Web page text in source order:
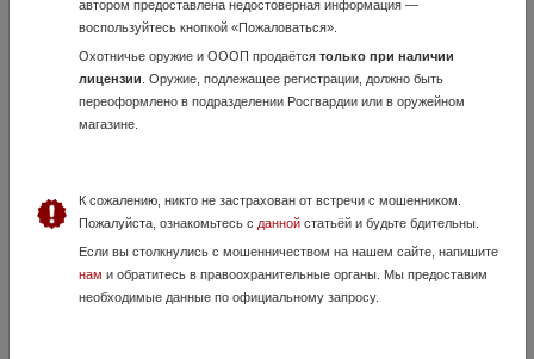
автором предоставлена недостоверная информация —
воспользуйтесь кнопкой «Пожаловаться».
Охотничье оружие и ОООП продаётся только при наличии
лицензии . Оружие, подлежащее регистрации, должно быть
переоформлено в подразделении Росгвардии или в оружейном
магазине.
К сожалению, никто не застрахован от встречи с мошенником.
Пожалуйста, ознакомьтесь с даннойстатьёй и будьте бдительны.
Если вы столкнулись с мошенничеством на нашем сайте, напишите
нам и обратитесь в правоохранительные органы. Мы предоставим
необходимые данные по официальному запросу.
Регионы и города
Санкт-Петербург 1837
Московская область 1357
Нижегородская область 1251
Ростовская область 1157